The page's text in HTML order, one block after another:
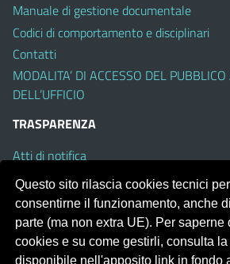
Manuale di gestione documentale
Codici di comportamento e disciplinari
Contatti
MODALITA’ DI ACCESSO DEL
DELL’UFFICIO
TRASPARENZA
Atti di notifica
Albo on line
Amministrazione Trasparente
Obiettivi di Accessibilità
Questo sito rilascia cookies tecnici per
consentirne il funzionamento, anche
parte (ma non extra UE). Per saperne
cookies e su come gestirli, consulta
disponibile nell'apposito link in fondo